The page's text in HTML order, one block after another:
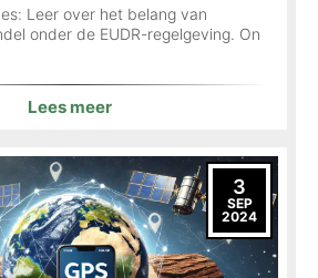
Leer over het belang van
onder de EUDR-regelgeving. On
Lees meer
3
SEP
2024